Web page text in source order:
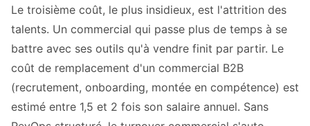
Le troisième coût, le plus insidieux, est l'attrition des
talents. Un commercial qui passe plus de temps à se
battre avec ses outils qu'à vendre finit par partir. Le
coût de remplacement d'un commercial B2B
(recrutement, onboarding, montée en compétence) est
estimé entre 1,5 et 2 fois son salaire annuel. Sans